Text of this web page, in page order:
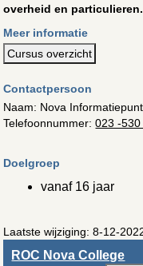
overheid en particulieren.
Meer informatie
Cursus overzicht
Contactpersoon
Naam: Nova Informatiepunt
Telefoonnummer:023 -
Doelgroep
vanaf 16 jaar
Laatste wijziging: 8-12-
ROC Nova College